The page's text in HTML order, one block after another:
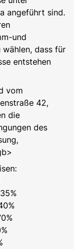
angeführt sind.
und
dass für
entstehen
vom
42,
die
des